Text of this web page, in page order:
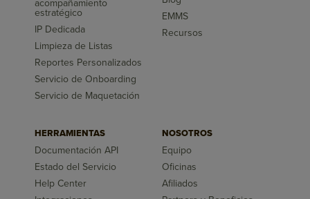
acompañamiento
estratégico
IP Dedicada
Limpieza de Listas
Reportes Personalizados
Servicio de Onboarding
Servicio de Maquetación
EMMS
Recursos
HERRAMIENTAS
Documentación API
Estado del Servicio
Help Center
NOSOTROS
Equipo
Oficinas
Afiliados